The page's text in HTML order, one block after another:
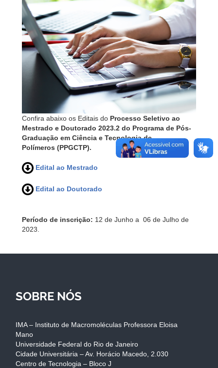
Confira abaixo os Editais do Processo Seletivo ao
Mestrado e Doutorado 2023.2 do Programa de Pós-
Graduação em Ciência e Tecnologia de
Polímeros (PPGCTP).
Edital ao Mestrado
Edital ao Doutorado
Período de inscrição: 12 de Junho a 06 de Julho de
2023.
SOBRE NÓS
IMA – Instituto de Macromoléculas Professora Eloisa
Mano
Universidade Federal do Rio de Janeiro
Cidade Universitária – Av. Horácio Macedo, 2.030
Centro de Tecnologia – Bloco J